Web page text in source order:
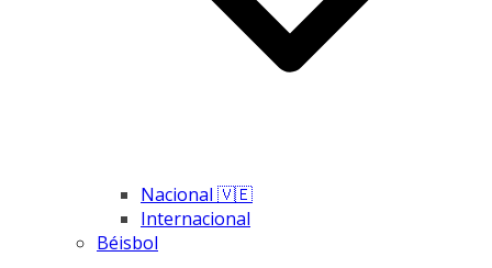
Nacional 🇻🇪
Internacional
Béisbol